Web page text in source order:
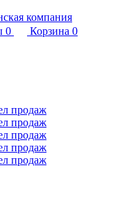
0 Корзина 0
продаж
продаж
продаж
продаж
продаж